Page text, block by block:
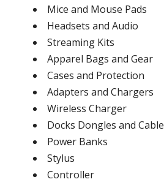
Mice and Mouse Pads
Headsets and Audio
Streaming Kits
Apparel Bags and Gear
Cases and Protection
Adapters and Chargers
Wireless Charger
Docks Dongles and Cable
Power Banks
Stylus
Controller